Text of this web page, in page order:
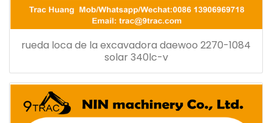
rueda loca de la excavadora daewoo 2270-1084
solar 340lc-v